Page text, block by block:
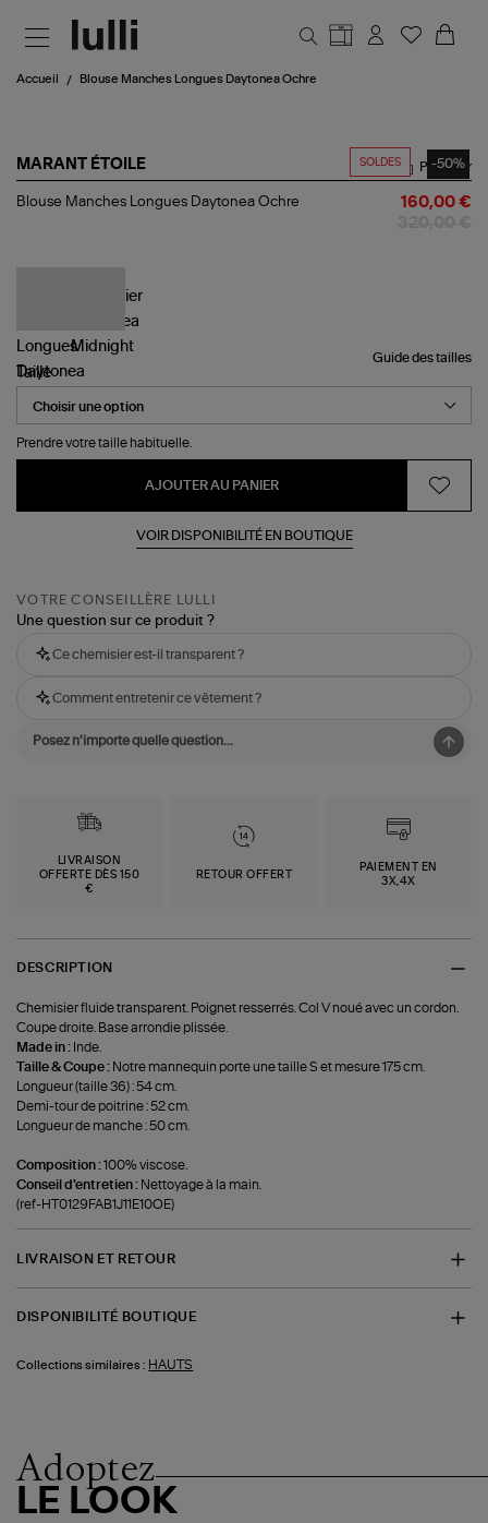
Accueil Blouse Manches Longues Daytonea Ochre
SOLDES -50%
MARANT ÉTOILE
Blouse
Partager
Blouse Manches Longues Daytonea Ochre 160,00 €
Guide des tailles
Taille
Prendre votre taille habituelle.
AJOUTER AU PANIER
VOIR DISPONIBILITÉ EN BOUTIQUE
VOTRE CONSEILLÈRE LULLI
Une question sur ce produit ?
Ce chemisier est-il transparent ?
Comment entretenir ce vêtement ?
LIVRAISON
OFFERTE DÈS 150
€
RETOUR OFFERT
PAIEMENT EN
3X,4X
DESCRIPTION
Chemisier fluide transparent. Poignet resserrés. Col V noué avec un cordon.
Coupe droite. Base arrondie plissée.
Made in : Inde.
Taille & Coupe : Notre mannequin porte une taille S et mesure 175 cm.
Longueur (taille 36) : 54 cm.
Demi-tour de poitrine : 52 cm.
Longueur de manche : 50 cm.
Composition :100% viscose.
Conseil d'entretien : Nettoyage à la main.
(ref-HT0129FAB1J11E10OE)
LIVRAISON ET RETOUR
DISPONIBILITÉ BOUTIQUE
Collections similaires : HAUTS
Adoptez
LE LOOK